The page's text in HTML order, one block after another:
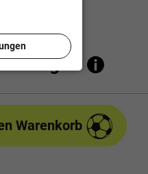
Warenkorb